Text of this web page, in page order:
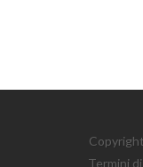
Termini